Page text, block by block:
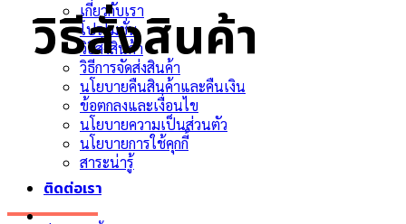
เกี่ยวกับเรา
โปรโมชั่น
วิธีสั่งสินค้า
วิธีการจัดส่งสินค้า
นโยบายคืนสินค้าและคืนเงิน
ข้อตกลงและเงื่อนไข
นโยบายความเป็นส่วนตัว
นโยบายการใช้คุกกี้
สาระน่ารู้
ติดต่อเรา
วิธีสั่งสินค้า